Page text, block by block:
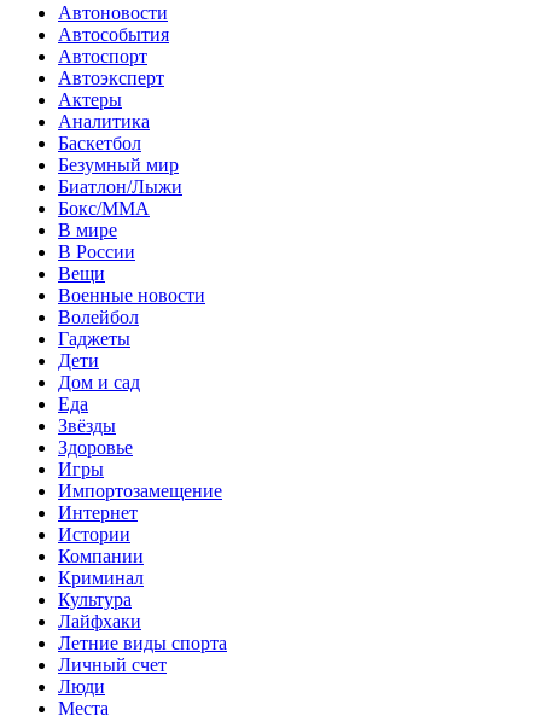
Автоновости
Автособытия
Автоспорт
Автоэксперт
Актеры
Аналитика
Баскетбол
Безумный мир
Биатлон/Лыжи
Бокс/MMA
В мире
В России
Вещи
Военные новости
Волейбол
Гаджеты
Дети
Дом и сад
Еда
Звёзды
Здоровье
Игры
Импортозамещение
Интернет
Истории
Компании
Криминал
Культура
Лайфхаки
Летние виды спорта
Личный счет
Люди
Места